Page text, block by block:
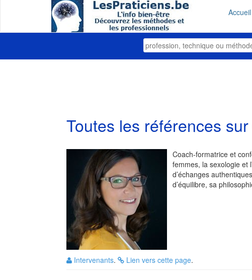
Accueil
Toutes les références sur
Coach-formatrice et
femmes, la sexologie et
d’échanges
d’équilibre, sa
Intervenants. Lien vers cette page.